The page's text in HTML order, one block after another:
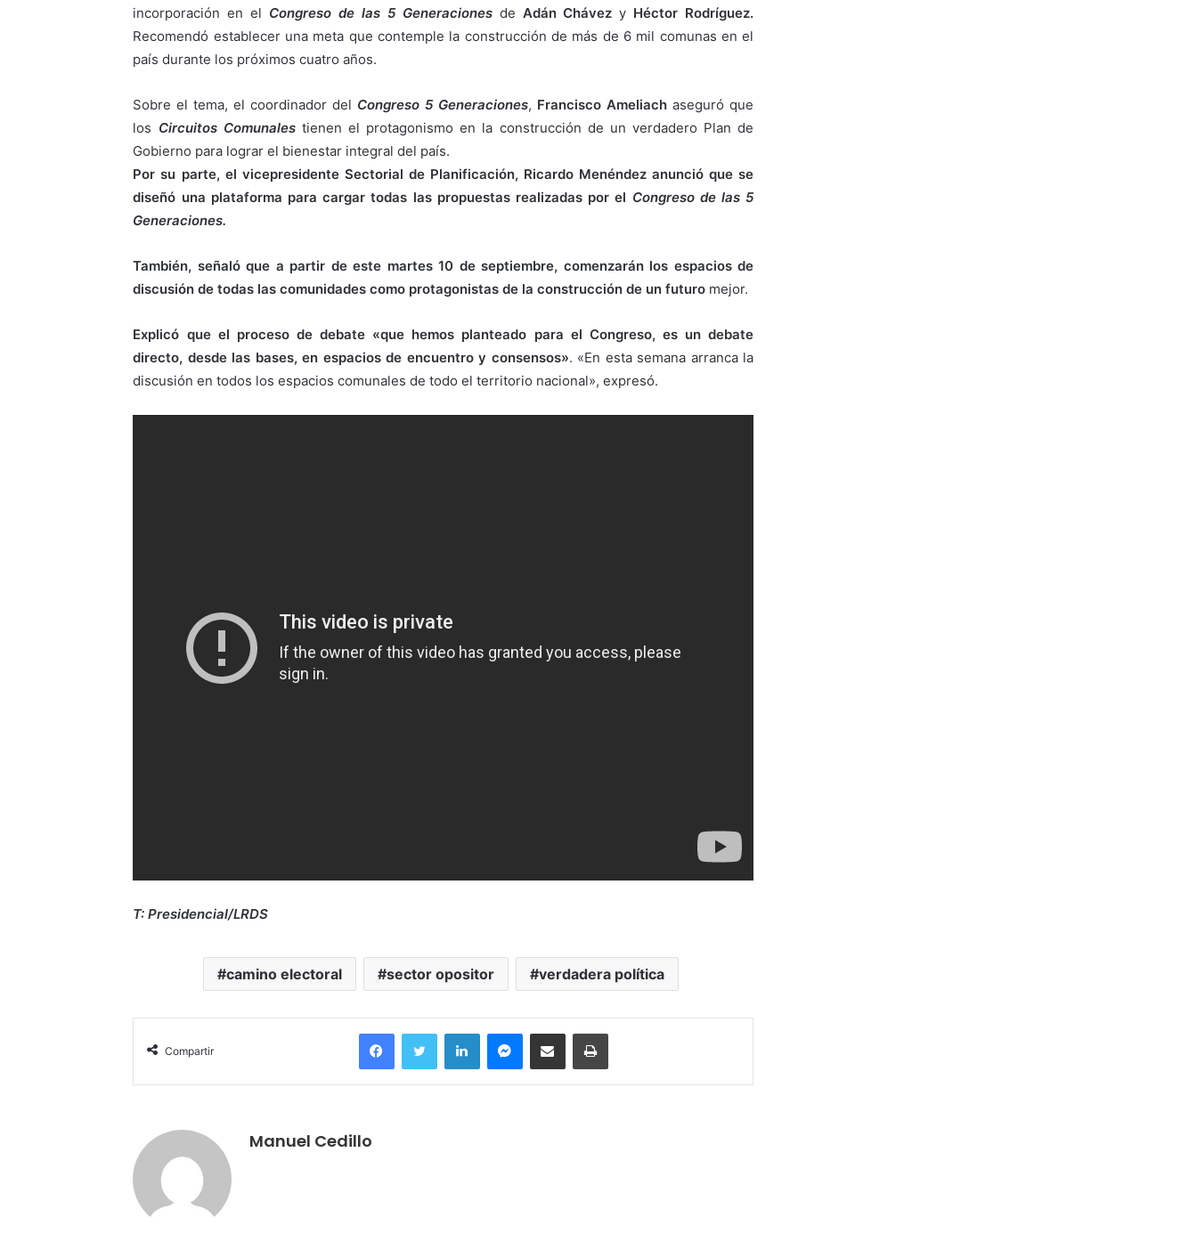
incorporación en el Congreso de las 5 Generacionesde Adán Chávez y Héctor Rodríguez.
Recomendó establecer una meta que contemple la construcción de más de 6 mil comunas en el
país durante los próximos cuatro años.
Sobre el tema, el coordinador del Congreso 5 Generaciones, Francisco Ameliach aseguró que
los Circuitos Comunalestienen el protagonismo en la construcción de un verdadero Plan de
Gobierno para lograr el bienestar integral del país.
Por su parte, el vicepresidente Sectorial de Planificación, Ricardo Menéndez anunció que se
diseñó una plataforma para cargar todas las propuestas realizadas por el Congreso de las 5
Generaciones.
También, señaló que a partir de este martes 10 de septiembre, comenzarán los espacios de
discusión de todas las comunidades como protagonistas de la construcción de un futuro mejor.
Explicó que el proceso de debate «que hemos planteado para el Congreso, es un debate
directo, desde las bases, en espacios de encuentro y consensos». «En esta semana arranca la
discusión en todos los espacios comunales de todo el territorio nacional», expresó.
T: Presidencial/LRDS
camino electoral sector opositor verdadera política
Compartir
FacebookTwitter LinkedInMessengerCompartir por correo electrónicoImprimir
Manuel Cedillo